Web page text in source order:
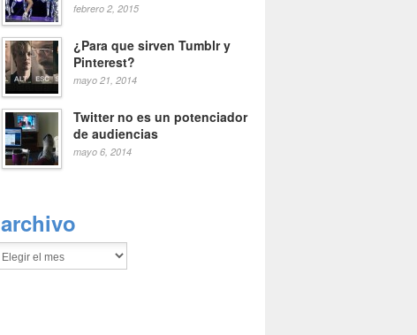
febrero 2, 2015
¿Para que sirven Tumblr y
Pinterest?
mayo 21, 2014
Twitter no es un potenciador
de audiencias
mayo 6, 2014
archivo